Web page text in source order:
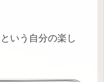
いう自分の楽し